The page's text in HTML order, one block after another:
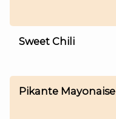
Sweet Chili
Pikante Mayonaise